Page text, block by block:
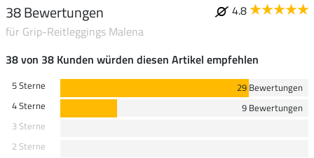
38 Bewertungen
4.8
für Grip-Reitleggings Malena
38 von 38 Kunden würden diesen Artikel empfehlen
5 Sterne
29 Bewertungen
4 Sterne
9 Bewertungen
3 Sterne
2 Sterne